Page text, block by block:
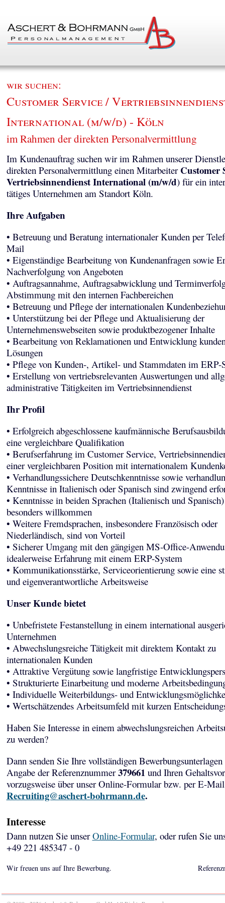
wir suchen:
Customer Service /
International (m/w/d) - Köln
im Rahmen der direkten Personalvermittlung
Im Kundenauftrag suchen wir im Rahmen unserer
direkten Personalvermittlung einen Mitarbeiter Customer
Vertriebsinnendienst International (m/w/d) für ein
tätiges Unternehmen am Standort Köln.
Ihre Aufgaben
• Betreuung und Beratung internationaler Kunden per
Mail
• Eigenständige Bearbeitung von Kundenanfragen sowie
Nachverfolgung von Angeboten
• Auftragsannahme, Auftragsabwicklung und
Abstimmung mit den internen Fachbereichen
• Betreuung und Pflege der internationalen
• Unterstützung bei der Pflege und Aktualisierung der
Unternehmenswebseiten sowie produktbezogener Inhalte
• Bearbeitung von Reklamationen und Entwicklung
Lösungen
• Pflege von Kunden-, Artikel- und Stammdaten im ERP-
• Erstellung von vertriebsrelevanten Auswertungen und
administrative Tätigkeiten im Vertriebsinnendienst
Ihr Profil
• Erfolgreich abgeschlossene kaufmännische
eine vergleichbare Qualifikation
• Berufserfahrung im Customer Service,
einer vergleichbaren Position mit internationalem
• Verhandlungssichere Deutschkenntnisse sowie
Kenntnisse in Italienisch oder Spanisch sind zwingend
• Kenntnisse in beiden Sprachen (Italienisch und
besonders willkommen
• Weitere Fremdsprachen, insbesondere Französisch oder
Niederländisch, sind von Vorteil
• Sicherer Umgang mit den gängigen MS-Office-
idealerweise Erfahrung mit einem ERP-System
• Kommunikationsstärke, Serviceorientierung sowie eine
und eigenverantwortliche Arbeitsweise
Unser Kunde bietet
• Unbefristete Festanstellung in einem international
Unternehmen
• Abwechslungsreiche Tätigkeit mit direktem Kontakt zu
internationalen Kunden
• Attraktive Vergütung sowie langfristige
• Strukturierte Einarbeitung und moderne
• Individuelle Weiterbildungs- und
• Wertschätzendes Arbeitsumfeld mit kurzen
Haben Sie Interesse in einem abwechslungsreichen
zu werden?
Dann senden Sie Ihre vollständigen Bewerbungsunterlagen
Angabe der Referenznummer379661und Ihren
vorzugsweise über unser Online-Formular bzw. per E-
Recruiting@aschert-bohrmann.de.
Interesse
Dann nutzen Sie unserOnline-Formular, oder rufen Sie
+49 221 485347 - 0
Wir freuen uns auf Ihre Bewerbung.